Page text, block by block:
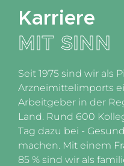
Karriere
MIT SINN
Seit 1975 sind wir als
Arzneimittelimports
Arbeitgeber in der
Land. Rund 600
Tag dazu bei -
machen. Mit einem
85 % sind wir als